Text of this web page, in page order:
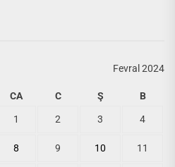
Fevral 2024
CA C Ş B
1 2 3 4
8 9 10 11